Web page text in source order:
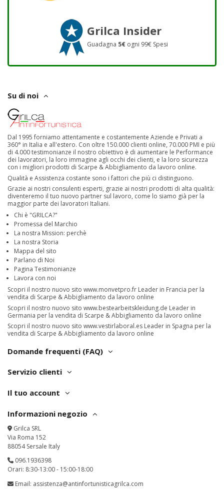
Grilca Insider
Guadagna 5€ ogni 99€ Spesi
Su di noi
Dal 1995 forniamo attentamente e costantemente Aziende e Privati a
360° in Italia e all'estero. Con oltre 150.000 clienti online, 70.000 PMI e più
di 4.000 testimonianze il nostro obiettivo è di aumentare le Performance
dei lavoratori, la loro immagine agli occhi dei clienti, e la loro sicurezza
con i migliori prodotti di Scarpe & Abbigliamento da lavoro online.
Qualità e Assistenza costante sono i fattori che più ci distinguono.
Grazie ai nostri consulenti esperti, grazie ai nostri prodotti di alta qualità:
diventeremo il tuo nuovo partner sul lavoro, come lo siamo già per la
maggior parte dei lavoratori Italiani.
Chi è "GRILCA?"
Promessa del Marchio
La nostra Mission: perchè
La nostra Storia
Mappa del sito
Parlano di Noi
Pagina Testimonianze
Lavora con noi
Scopri il nostro nuovo sito www.monvetpro.fr Leader in Francia per la
vendita di Scarpe & Abbigliamento da lavoro online
Scopri il nostro nuovo sito www.bestearbeitskleidung.de Leader in
Germania per la vendita di Scarpe & Abbigliamento da lavoro online
Scopri il nostro nuovo sito www.vestirlaboral.es Leader in Spagna per la
vendita di Scarpe & Abbigliamento da lavoro online
Domande frequenti (FAQ)
Servizio clienti
Il tuo account
Informazioni negozio
Grilca SRL
Via Roma 152
88054 Sersale Italy
096.1936398
Orari: 8:30-13:00 - 15:00-18:00
Email: assistenza@antinfortunisticagrilca.com